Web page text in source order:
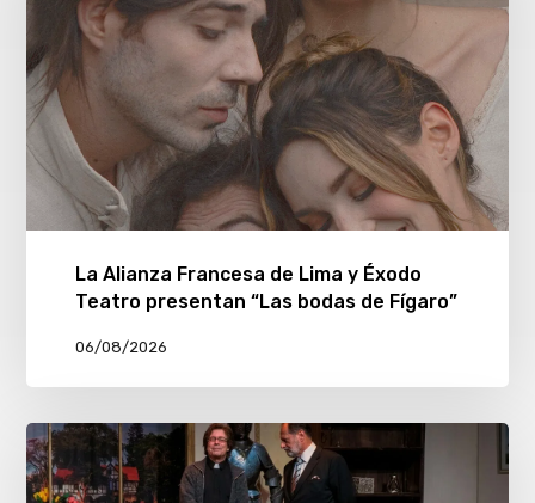
La Alianza Francesa de Lima y Éxodo
Teatro presentan “Las bodas de Fígaro”
06/08/2026